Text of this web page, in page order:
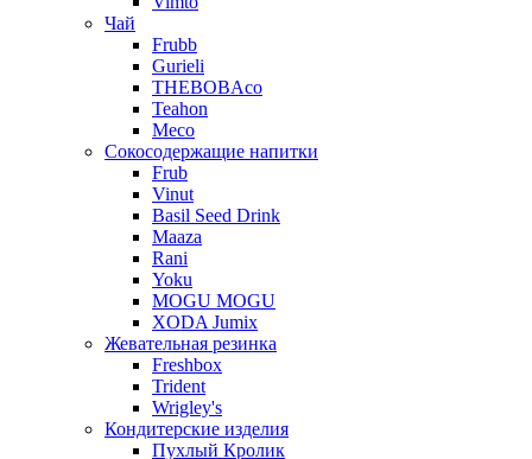
Чай
Frubb
Gurieli
THEBOBAco
Teahon
Meco
Сокосодержащие напитки
Frub
Vinut
Basil Seed Drink
Maaza
Rani
Yoku
MOGU MOGU
XODA Jumix
Жевательная резинка
Freshbox
Trident
Wrigley's
Кондитерские изделия
Пухлый Кролик